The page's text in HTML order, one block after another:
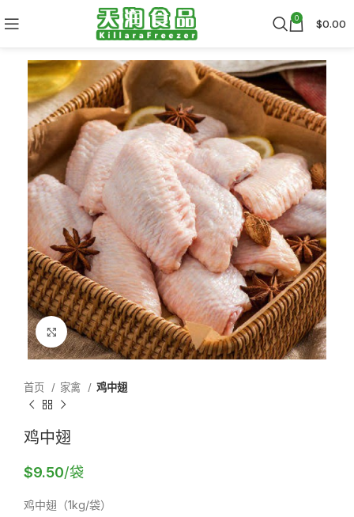
0 $0.00
Click to enlarge
首页 家禽 鸡中翅
鸡中翅
$9.50/袋
鸡中翅（1kg/袋）